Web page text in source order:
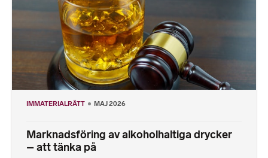
IMMATERIALRÄTT MAJ 2026
Marknadsföring av alkoholhaltiga drycker
– att tänka på